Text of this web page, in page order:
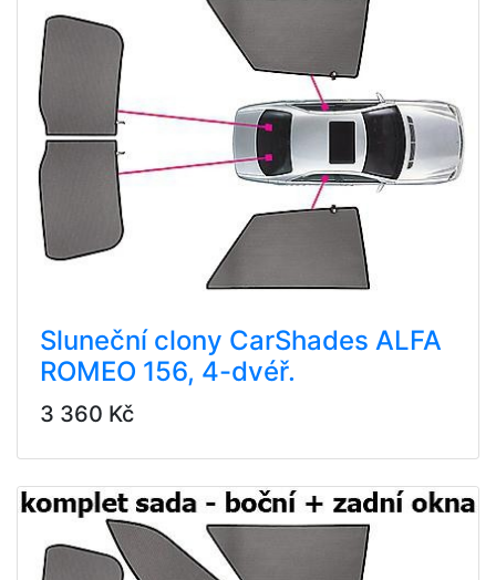
Sluneční clony CarShades ALFA
ROMEO 156, 4-dvéř.
3 360 Kč